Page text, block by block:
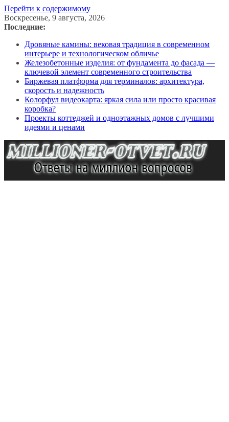
Перейти к содержимому
Воскресенье, 9 августа, 2026
Последние:
Дровяные камины: вековая традиция в современном
интерьере и технологическом обличье
Железобетонные изделия: от фундамента до фасада —
ключевой элемент современного строительства
Биржевая платформа для терминалов: архитектура,
скорость и надежность
Колорфул видеокарта: яркая сила или просто красивая
коробка?
Проекты коттеджей и одноэтажных домов с лучшими
идеями и ценами